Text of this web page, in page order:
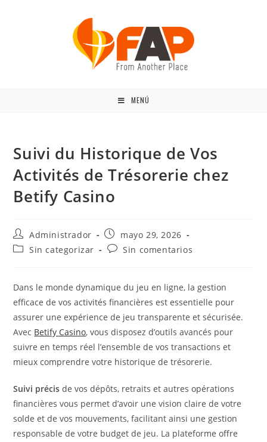
MENÚ
Suivi du Historique de Vos
Activités de Trésorerie chez
Betify Casino
Administrador
mayo 29, 2026
Sin categorizar
Sin comentarios
Dans le monde dynamique du jeu en ligne, la gestion
efficace de vos activités financières est essentielle pour
assurer une expérience de jeu transparente et sécurisée.
Avec Betify Casino, vous disposez d’outils avancés pour
suivre en temps réel l’ensemble de vos transactions et
mieux comprendre votre historique de trésorerie.
Suivi précis de vos dépôts, retraits et autres opérations
financières vous permet d’avoir une vision claire de votre
solde et de vos mouvements, facilitant ainsi une gestion
responsable de votre budget de jeu. La plateforme offre